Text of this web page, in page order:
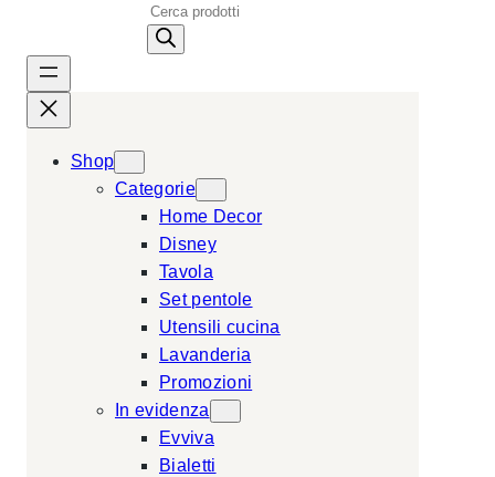
P
s
Shop
Categorie
Home Decor
Disney
Tavola
Set pentole
Utensili cucina
Lavanderia
Promozioni
In evidenza
Evviva
Bialetti